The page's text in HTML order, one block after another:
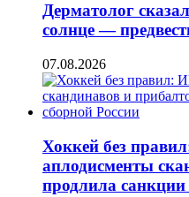
Дерматолог
солнце —
07.08.2026
Хоккей без
аплодисменты
продлила